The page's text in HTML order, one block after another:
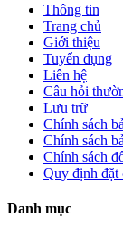
Thông tin
Trang chủ
Giới thiệu
Tuyển dụng
Liên hệ
Câu hỏi
Lưu trữ
Chính sách
Chính sách
Chính sách
Quy định đặt
Danh mục